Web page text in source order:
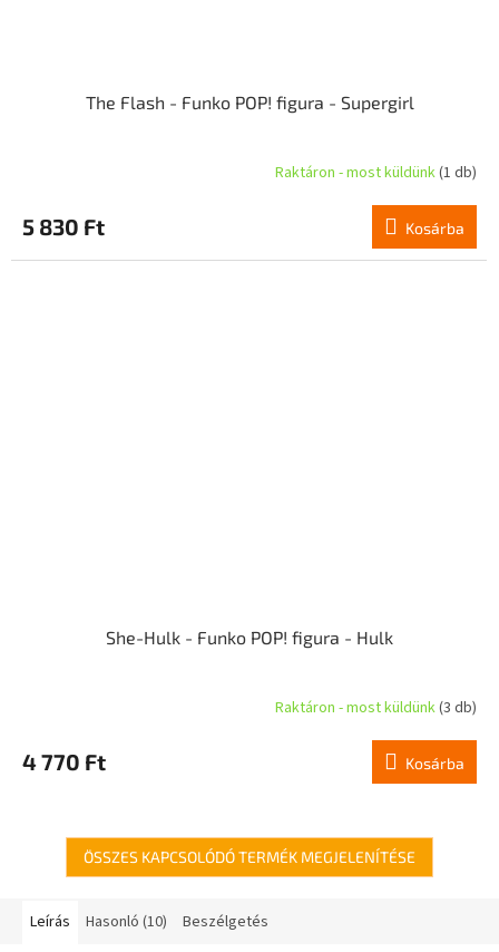
The Flash - Funko POP! figura - Supergirl
Raktáron - most küldünk(1 db)
5 830 Ft Kosárba
She-Hulk - Funko POP! figura - Hulk
Raktáron - most küldünk(3 db)
4 770 Ft Kosárba
ÖSSZES KAPCSOLÓDÓ TERMÉK MEGJELENÍTÉSE
Leírás Hasonló (10) Beszélgetés